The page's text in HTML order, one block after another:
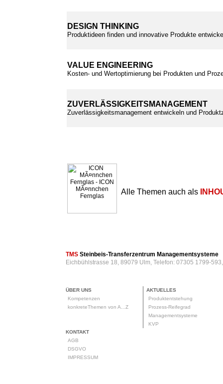
DESIGN THINKING
Produktideen finden und innovative Produkte
VALUE ENGINEERING
Kosten- und Wertoptimierung bei Produkten und
ZUVERLÄSSIGKEITSMANAGEMENT
Zuverlässigkeitsmanagement entwickeln und
Alle Themen auch als
TMS Steinbeis-Transferzentrum Managementsysteme
Eichbühlstrasse 18, 89079 Ulm, Telefon: 07305 1799-
ÜBER UNS
Kompetenzen
konkreteThemen von A...Z
AKTUELLES
Produktentstehung
Prozess-Reifegrad
Managementsysteme
KVP
KONTAKT
AGB
DSGVO
IMPRESSUM